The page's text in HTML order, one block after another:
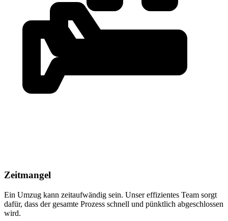
Zeitmangel
Ein Umzug kann zeitaufwändig sein. Unser effizientes Team sorgt
dafür, dass der gesamte Prozess schnell und pünktlich abgeschlossen
wird.